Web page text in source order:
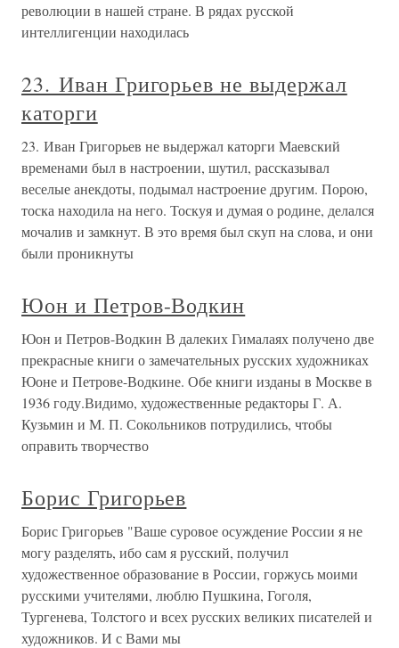
революции в нашей стране. В рядах русской
интеллигенции находилась
23. Иван Григорьев не выдержал
каторги
23. Иван Григорьев не выдержал каторги Маевский
временами был в настроении, шутил, рассказывал
веселые анекдоты, подымал настроение другим. Порою,
тоска находила на него. Тоскуя и думая о родине, делался
мочалив и замкнут. В это время был скуп на слова, и они
были проникнуты
Юон и Петров-Водкин
Юон и Петров-Водкин В далеких Гималаях получено две
прекрасные книги о замечательных русских художниках
Юоне и Петрове-Водкине. Обе книги изданы в Москве в
1936 году.Видимо, художественные редакторы Г. А.
Кузьмин и М. П. Сокольников потрудились, чтобы
оправить творчество
Борис Григорьев
Борис Григорьев "Ваше суровое осуждение России я не
могу разделять, ибо сам я русский, получил
художественное образование в России, горжусь моими
русскими учителями, люблю Пушкина, Гоголя,
Тургенева, Толстого и всех русских великих писателей и
художников. И с Вами мы